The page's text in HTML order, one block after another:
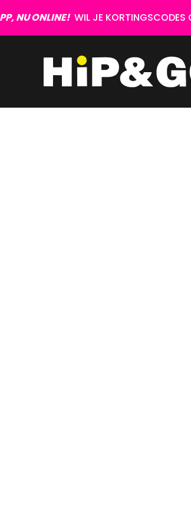
NU ONLINE! WIL JE KORTINGSCODES